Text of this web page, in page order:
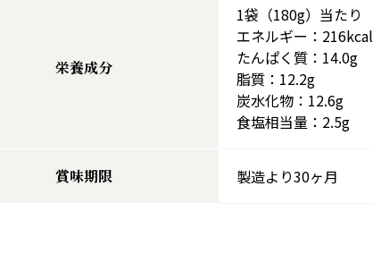
栄養成分
1袋（180g）当たり
エネルギー：216kcal
たんぱく質：14.0g
脂質：12.2g
炭水化物：12.6g
食塩相当量：2.5g
賞味期限 製造より30ヶ月